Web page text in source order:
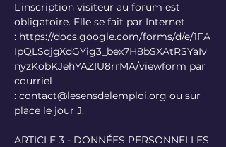
L’inscription visiteur au forum est
obligatoire. Elle se fait par Internet
: https://docs.google.com/forms/d/e/1FA
IpQLSdjgXdGYig3_bex7H8bSXAtRSYaIv
nyzKobKJehYAZIU8rrMA/viewform par
courriel
: contact@lesensdelemploi.org ou sur
place le jour J.
ARTICLE 3 - DONNÉES PERSONNELLES